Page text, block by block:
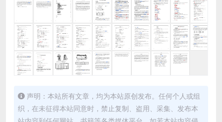
声明：本站所有文章，均为本站原创发布。任何个人或组
织，在未征得本站同意时，禁止复制、盗用、采集、发布本